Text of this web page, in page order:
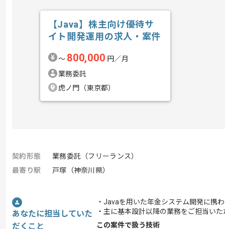
【Java】株主向け優待サ
イト開発運用の求人・案件
〜 800,000 円／月
業務委託
虎ノ門（東京都）
契約形態
業務委託（フリーランス）
最寄り駅
戸塚（神奈川県）
あなたに担当していた
だくこと
・Javaを用いた年金システム開発に携
・主に基本設計以降の業務をご担当い
この案件で扱う技術